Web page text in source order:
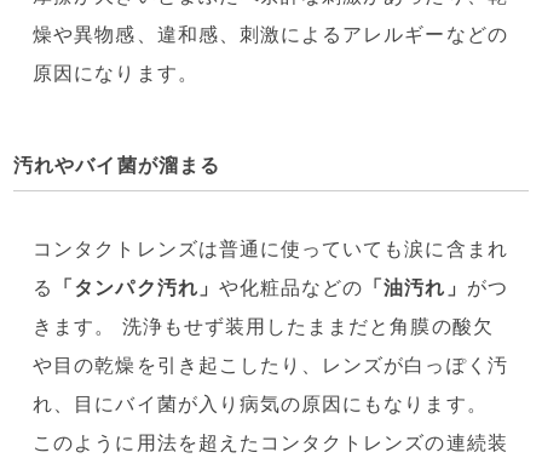
燥や異物感、違和感、刺激によるアレルギーなどの
原因になります。
汚れやバイ菌が溜まる
コンタクトレンズは普通に使っていても涙に含まれ
る
「タンパク汚れ」 や化粧品などの 「油汚れ」 がつ
きます。 洗浄もせず装用したままだと角膜の酸欠
や目の乾燥を引き起こしたり、レンズが白っぽく汚
れ、目にバイ菌が入り病気の原因にもなります。
このように用法を超えたコンタクトレンズの連続装